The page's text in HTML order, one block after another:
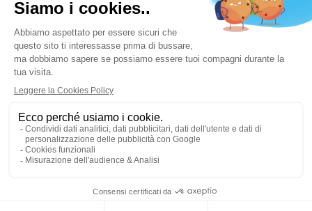
Farmaceutica Bramante- via Pacini 30 20131 Milano (Milano)
info@farmaciabramante.it|Tel.: 022663818| P.Iva:
Powered byPrenofa Web Design